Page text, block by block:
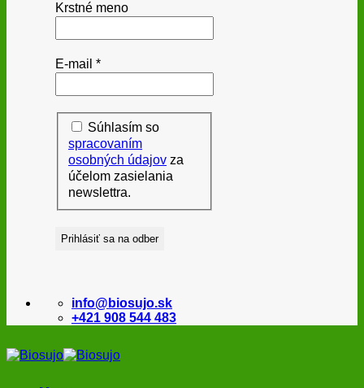
Krstné meno
E-mail *
Súhlasím so
spracovaním
osobných údajov za
účelom zasielania
newslettra.
info@biosujo.sk
+421 908 544 483